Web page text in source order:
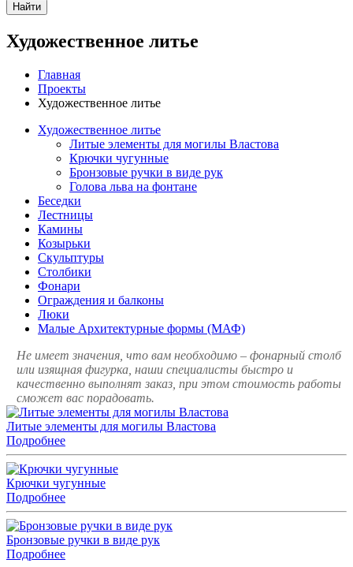
Найти
Художественное литье
Главная
Проекты
Художественное литье
Художественное литье
Литые элементы для могилы Властова
Крючки чугунные
Бронзовые ручки в виде рук
Голова льва на фонтане
Беседки
Лестницы
Камины
Козырьки
Скульптуры
Столбики
Фонари
Ограждения и балконы
Люки
Малые Архитектурные формы (МАФ)
Не имеет значения, что вам необходимо – фонарный столб
или изящная фигурка, наши специалисты быстро и
качественно выполнят заказ, при этом стоимость работы
сможет вас порадовать.
Литые элементы для могилы Властова
Подробнее
Крючки чугунные
Подробнее
Бронзовые ручки в виде рук
Подробнее